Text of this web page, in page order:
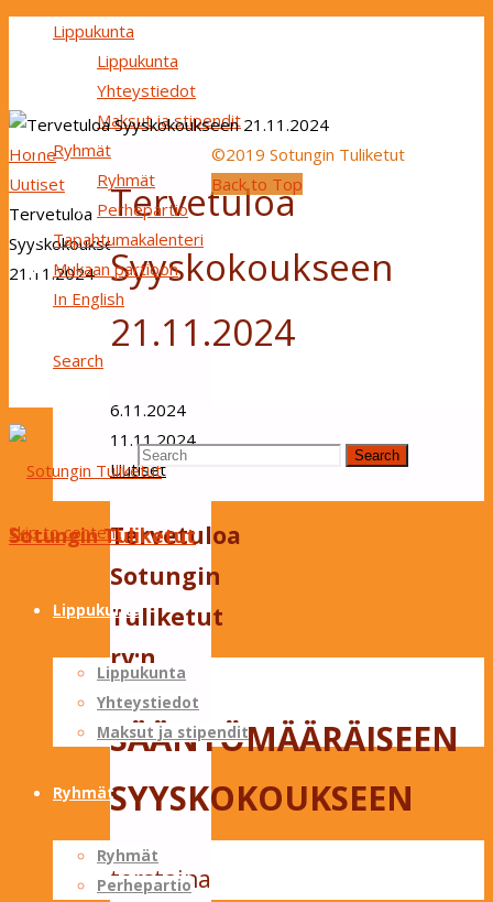
Lippukunta
Lippukunta
Yhteystiedot
Maksut ja stipendit
Ryhmät
Ryhmät
Perhepartio
Tapahtumakalenteri
Mukaan partioon
In English
Search
Search
Sotungin Tuliketut
Skip to content
Lippukunta
Lippukunta
Yhteystiedot
Maksut ja stipendit
Ryhmät
Ryhmät
Perhepartio
Home
Uutiset
Tervetuloa
Syyskokoukseen
21.11.2024
Tervetuloa
Syyskokoukseen
21.11.2024
6.11.2024
11.11.2024
Uutiset
Tervetuloa
Sotungin
Tuliketut
ry:n
SÄÄNTÖMÄÄRÄISEEN
SYYSKOKOUKSEEN
torstaina
©2019 Sotungin Tuliketut
Back to Top